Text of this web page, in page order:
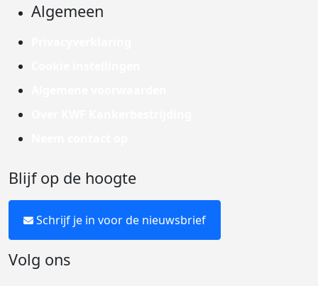
Algemeen
Blijf op de hoogte
Schrijf je in voor de nieuwsbrief
Volg ons